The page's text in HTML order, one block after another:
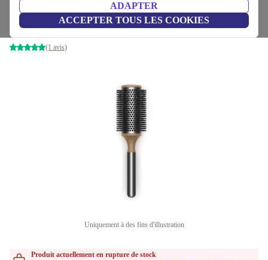
ADAPTER
ACCEPTER TOUS LES COOKIES
Dyson brosse volumisante ronde - 45mm
noir/nikel
(1 avis)
Uniquement à des fins d'illustration
Produit actuellement en rupture de stock